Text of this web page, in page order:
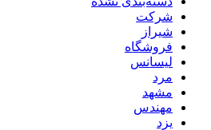
شرکت
شیراز
فروشگاه
لیسانس
مرد
مشهد
مهندس
یزد